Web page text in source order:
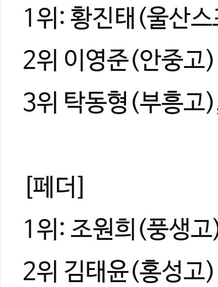
1위: 황진태(울산
2위 이영준(안중고)
3위 탁동형(부흥
[페더]
1위: 조원희(풍생
2위 김태윤(홍성고)